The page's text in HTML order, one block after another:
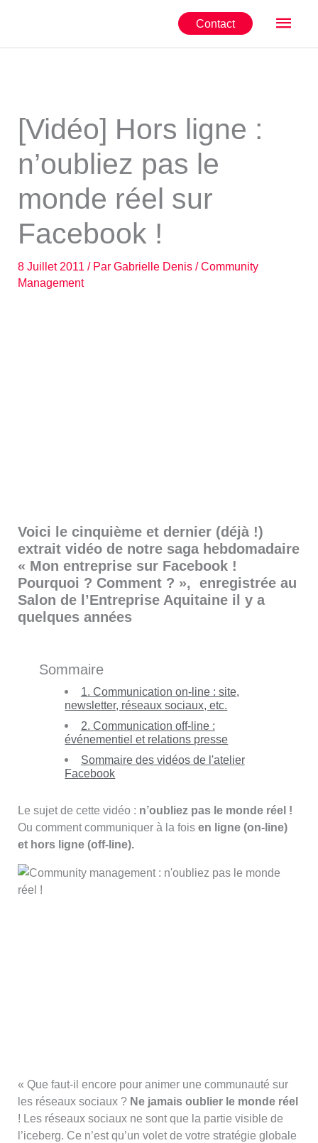
Contact
[Vidéo] Hors ligne :
n’oubliez pas le
monde réel sur
Facebook !
8 Juillet 2011/ ParGabrielle Denis/Community
Management
Voici le cinquième et dernier (déjà !)
extrait vidéo de notre saga hebdomadaire
« Mon entreprise sur Facebook !
Pourquoi ? Comment ? », enregistrée au
Salon de l’Entreprise Aquitaine il y a
quelques années
Sommaire
1. Communication on-line : site,
newsletter, réseaux sociaux, etc.
2. Communication off-line :
événementiel et relations presse
Sommaire des vidéos de l'atelier
Facebook
Le sujet de cette vidéo : n’oubliez pas le monde réel !
Ou comment communiquer à la foisen ligne (on-line)
et hors ligne (off-line).
« Que faut-il encore pour animer une communauté sur
les réseaux sociaux ? Ne jamais oublier le monde réel
! Les réseaux sociaux ne sont que la partie visible de
l’iceberg. Ce n’est qu’un volet de votre stratégie globale